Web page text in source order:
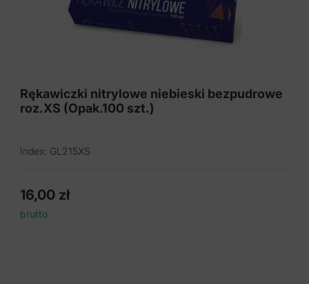
Rękawiczki nitrylowe niebieski bezpudrowe
roz.XS (Opak.100 szt.)
Index: GL215XS
16,00 zł
brutto